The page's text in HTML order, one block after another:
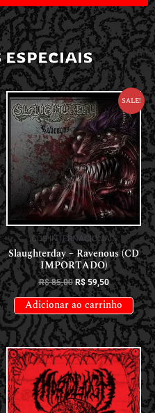
ESPECIAIS
Sale!
CDS INTERNACIONAIS
Slaughterday – Ravenous (CD
IMPORTADO)
R$85,00 R$59,50
Adicionar ao carrinho